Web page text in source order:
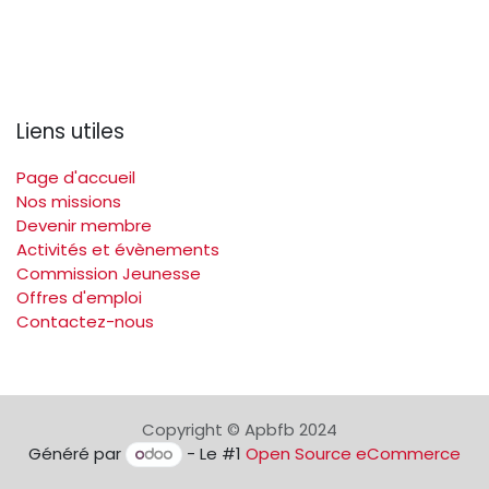
Liens utiles
Page d'accueil
Nos missions
Devenir membre
Activités et évènements
Commission Jeunesse
Offres d'emploi
Contactez-nous
Copyright © Apbfb 2024
Généré par
- Le #1 Open Source eCommerce